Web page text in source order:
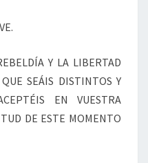
Y LA LIBERTAD
SEÁIS DISTINTOS Y
EN VUESTRA
DE ESTE MOMENTO